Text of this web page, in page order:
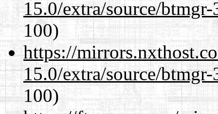
15.0/extra/source/
100)
https://
15.0/extra/source/
100)